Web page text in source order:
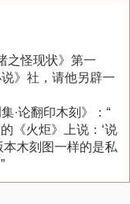
之怪现状》第一
》社，请他另辟一
·论翻印木刻》：“
《火炬》上说：‘说
木刻图一样的是私